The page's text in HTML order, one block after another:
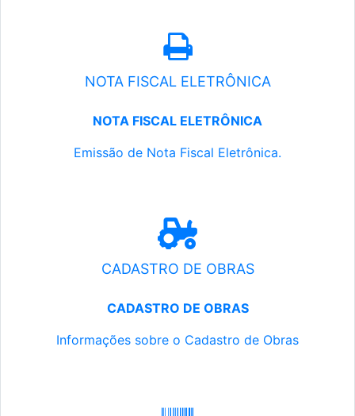
NOTA FISCAL ELETRÔNICA
NOTA FISCAL ELETRÔNICA
Emissão de Nota Fiscal Eletrônica.
CADASTRO DE OBRAS
CADASTRO DE OBRAS
Informações sobre o Cadastro de Obras